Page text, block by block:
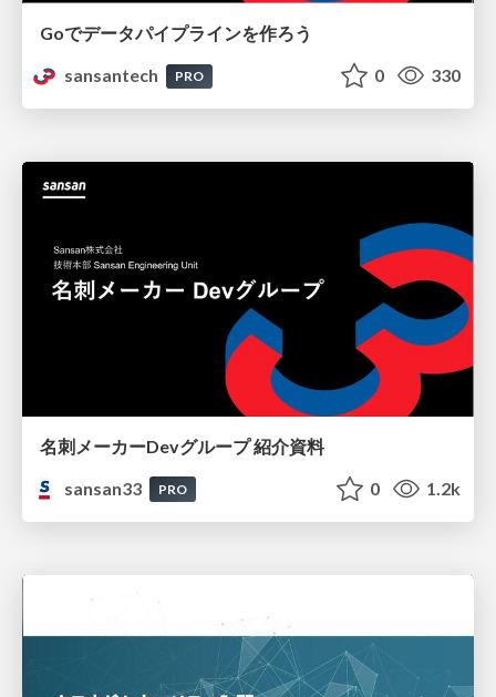
Goでデータパイプラインを作ろう
sansantech
PRO 0 330
名刺メーカーDevグループ 紹介資料
sansan33
PRO 0 1.2k